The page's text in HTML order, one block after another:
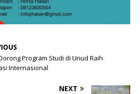
Program Studi di Unud Raih
Internasional
NEXT